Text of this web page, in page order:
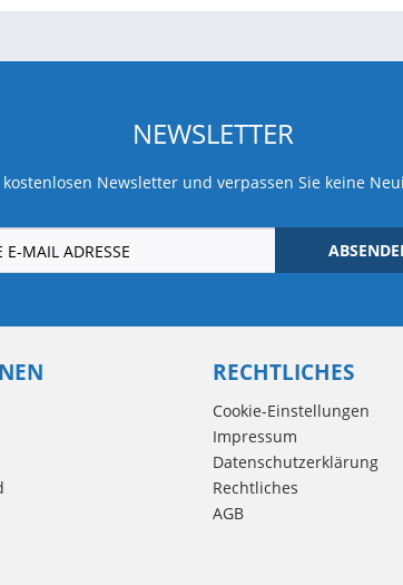
NEWSLETTER
Newsletter und verpassen Sie keine
RECHTLICHES
Cookie-Einstellungen
Impressum
Datenschutzerklärung
Rechtliches
AGB